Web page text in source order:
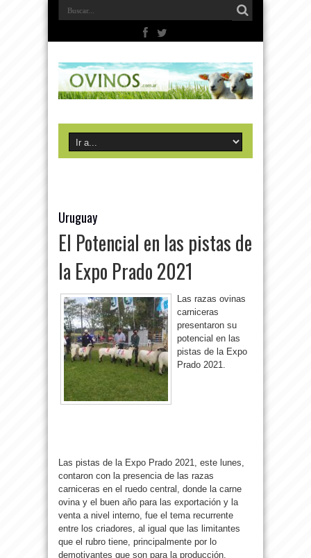
Uruguay
El Potencial en las pistas de
la Expo Prado 2021
Las razas ovinas
carniceras
presentaron su
potencial en las
pistas de la Expo
Prado 2021.
Las pistas de la Expo Prado 2021, este lunes,
contaron con la presencia de las razas
carniceras en el ruedo central, donde la carne
ovina y el buen año para las exportación y la
venta a nivel interno, fue el tema recurrente
entre los criadores, al igual que las limitantes
que el rubro tiene, principalmente por lo
demotivantes que son para la producción.